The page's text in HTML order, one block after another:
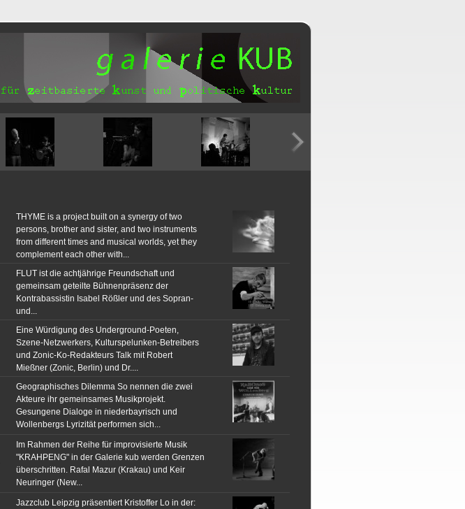
THYME is a project built on a synergy of two
persons, brother and sister, and two instruments
from different times and musical worlds, yet they
complement each other with...
FLUT ist die achtjährige Freundschaft und
gemeinsam geteilte Bühnenpräsenz der
Kontrabassistin Isabel Rößler und des Sopran-
und...
Eine Würdigung des Underground-Poeten,
Szene-Netzwerkers, Kulturspelunken-Betreibers
und Zonic-Ko-Redakteurs Talk mit Robert
Mießner (Zonic, Berlin) und Dr....
Geographisches Dilemma So nennen die zwei
Akteure ihr gemeinsames Musikprojekt.
Gesungene Dialoge in niederbayrisch und
Wollenbergs Lyrizität performen sich...
Im Rahmen der Reihe für improvisierte Musik
"KRAHPENG" in der Galerie kub werden Grenzen
überschritten. Rafal Mazur (Krakau) und Keir
Neuringer (New...
Jazzclub Leipzig präsentiert Kristoffer Lo in der: